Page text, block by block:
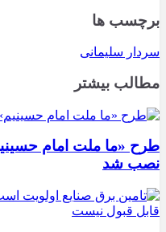
برچسب ها
سردار سلیمانی
مطالب بیشتر
طرح «ما ملت امام
نصب شد